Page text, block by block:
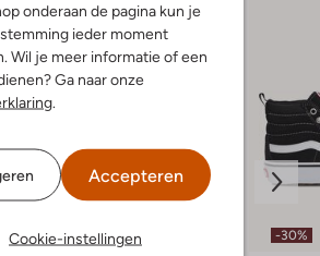
onderaan de pagina kun je
ieder moment
Wil je meer informatie of een
Ga naar onze
.
Accepteren
Cookie-instellingen
-30% -30%